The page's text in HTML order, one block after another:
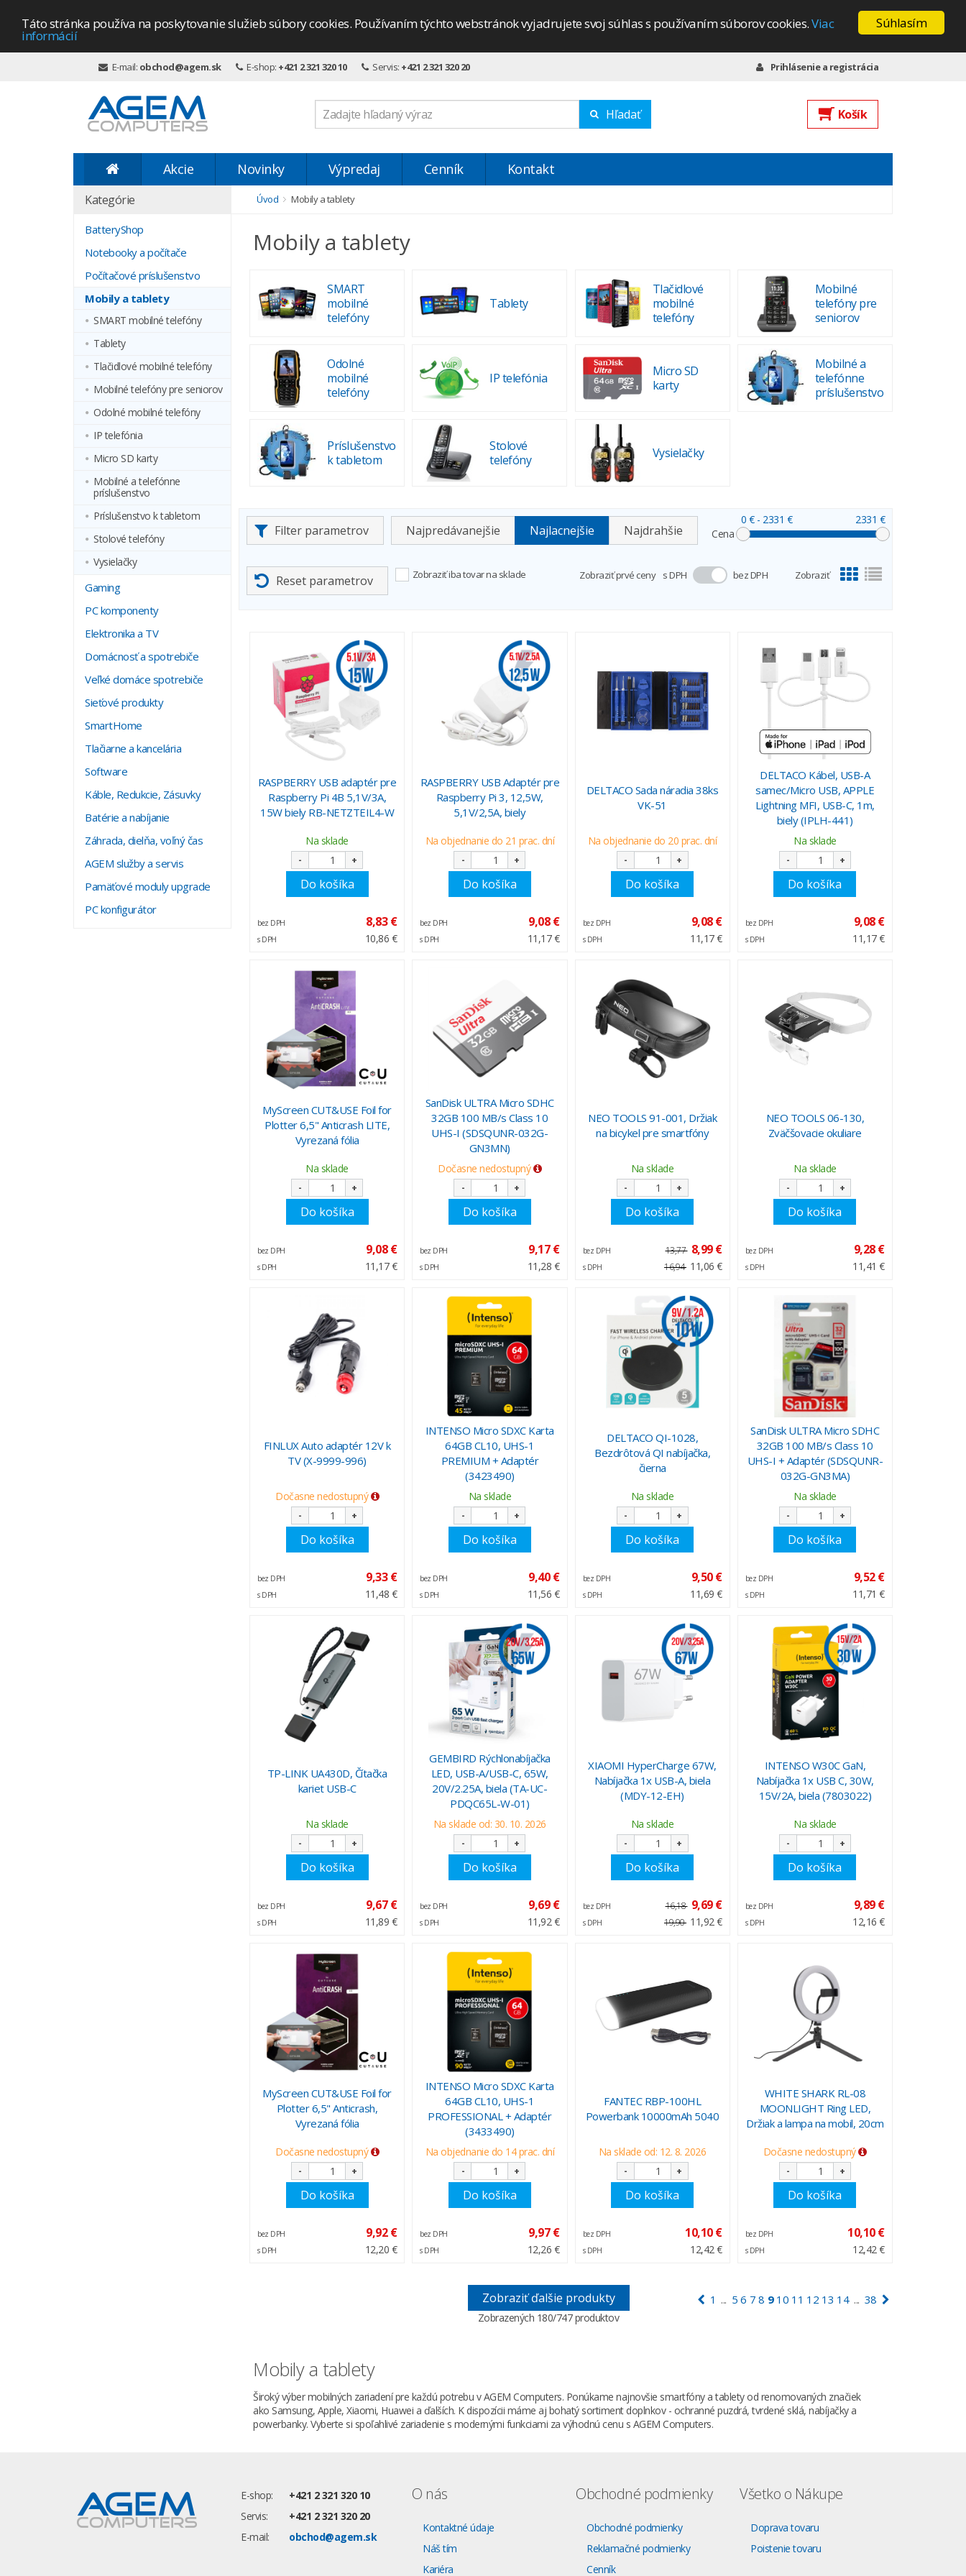
Súhlasím
Táto stránka používa na poskytovanie služieb súbory cookies. Používaním týchto webstránok vyjadrujete svoj súhlas s používaním súborov cookies.Viac
informácií
E-mail: obchod@agem.sk E-shop: +421 2 321 320 10 Servis: +421 2 321 320 20 Prihlásenie a registrácia
Hľadať Košík
Akcie Novinky Výpredaj Cenník Kontakt
Kategórie
BatteryShop
Notebooky a počítače
Počítačové príslušenstvo
Mobily a tablety
SMART mobilné telefóny
Tablety
Tlačidlové mobilné telefóny
Mobilné telefóny pre seniorov
Odolné mobilné telefóny
IP telefónia
Micro SD karty
Mobilné a telefónne
príslušenstvo
Príslušenstvo k tabletom
Stolové telefóny
Vysielačky
Gaming
PC komponenty
Elektronika a TV
Domácnosť a spotrebiče
Veľké domáce spotrebiče
Sieťové produkty
SmartHome
Tlačiarne a kancelária
Software
Káble, Redukcie, Zásuvky
Batérie a nabíjanie
Záhrada, dielňa, voľný čas
AGEM služby a servis
Pamäťové moduly upgrade
PC konfigurátor
Úvod Mobily a tablety
Mobily a tablety
SMART
mobilné
telefóny
Tablety
Tlačidlové
mobilné
telefóny
Mobilné
telefóny pre
seniorov
Odolné
mobilné
telefóny
IP telefónia
Micro SD
karty
Mobilné a
telefónne
príslušenstvo
Príslušenstvo
k tabletom
Stolové
telefóny
Vysielačky
Filter parametrov Najpredávanejšie Najlacnejšie Najdrahšie Cena
0 €- 2331 € 2331 €
Reset parametrov Zobraziť iba tovar na sklade Zobraziť prvé ceny s DPH bez DPH Zobraziť
RASPBERRY USB adaptér pre
Raspberry Pi 4B 5,1V/3A,
15W biely RB-NETZTEIL4-W
Na sklade
- +
Do košíka
bez DPH 8,83 €
s DPH 10,86 €
RASPBERRY USB Adaptér pre
Raspberry Pi 3, 12,5W,
5,1V/2,5A, biely
Na objednanie do 21 prac. dní
- +
Do košíka
bez DPH 9,08 €
s DPH 11,17 €
DELTACO Sada náradia 38ks
VK-51
Na objednanie do 20 prac. dní
- +
Do košíka
bez DPH 9,08 €
s DPH 11,17 €
DELTACO Kábel, USB-A
samec/Micro USB, APPLE
Lightning MFI, USB-C, 1m,
biely (IPLH-441)
Na sklade
- +
Do košíka
bez DPH 9,08 €
s DPH 11,17 €
MyScreen CUT&USE Foil for
Plotter 6,5" Anticrash LITE,
Vyrezaná fólia
Na sklade
- +
Do košíka
bez DPH 9,08 €
s DPH 11,17 €
SanDisk ULTRA Micro SDHC
32GB 100 MB/s Class 10
UHS-I (SDSQUNR-032G-
GN3MN)
Dočasne nedostupný
- +
Do košíka
bez DPH 9,17 €
s DPH 11,28 €
NEO TOOLS 91-001, Držiak
na bicykel pre smartfóny
Na sklade
- +
Do košíka
bez DPH 13,77 8,99 €
s DPH 16,94 11,06 €
NEO TOOLS 06-130,
Zväčšovacie okuliare
Na sklade
- +
Do košíka
bez DPH 9,28 €
s DPH 11,41 €
FINLUX Auto adaptér 12V k
TV (X-9999-996)
Dočasne nedostupný
- +
Do košíka
bez DPH 9,33 €
s DPH 11,48 €
INTENSO Micro SDXC Karta
64GB CL10, UHS-1
PREMIUM + Adaptér
(3423490)
Na sklade
- +
Do košíka
bez DPH 9,40 €
s DPH 11,56 €
DELTACO QI-1028,
Bezdrôtová QI nabíjačka,
čierna
Na sklade
- +
Do košíka
bez DPH 9,50 €
s DPH 11,69 €
SanDisk ULTRA Micro SDHC
32GB 100 MB/s Class 10
UHS-I + Adaptér (SDSQUNR-
032G-GN3MA)
Na sklade
- +
Do košíka
bez DPH 9,52 €
s DPH 11,71 €
TP-LINK UA430D, Čítačka
kariet USB-C
Na sklade
- +
Do košíka
bez DPH 9,67 €
s DPH 11,89 €
GEMBIRD Rýchlonabíjačka
LED, USB-A/USB-C, 65W,
20V/2.25A, biela (TA-UC-
PDQC65L-W-01)
Na sklade od: 30. 10. 2026
- +
Do košíka
bez DPH 9,69 €
s DPH 11,92 €
XIAOMI HyperCharge 67W,
Nabíjačka 1x USB-A, biela
(MDY-12-EH)
Na sklade
- +
Do košíka
bez DPH 16,18 9,69 €
s DPH 19,90 11,92 €
INTENSO W30C GaN,
Nabíjačka 1x USB C, 30W,
15V/2A, biela (7803022)
Na sklade
- +
Do košíka
bez DPH 9,89 €
s DPH 12,16 €
MyScreen CUT&USE Foil for
Plotter 6,5" Anticrash,
Vyrezaná fólia
Dočasne nedostupný
- +
Do košíka
bez DPH 9,92 €
s DPH 12,20 €
INTENSO Micro SDXC Karta
64GB CL10, UHS-1
PROFESSIONAL + Adaptér
(3433490)
Na objednanie do 14 prac. dní
- +
Do košíka
bez DPH 9,97 €
s DPH 12,26 €
FANTEC RBP-100HL
Powerbank 10000mAh 5040
Na sklade od: 12. 8. 2026
- +
Do košíka
bez DPH 10,10 €
s DPH 12,42 €
WHITE SHARK RL-08
MOONLIGHT Ring LED,
Držiak a lampa na mobil, 20cm
Dočasne nedostupný
- +
Do košíka
bez DPH 10,10 €
s DPH 12,42 €
Zobraziť ďalšie produkty
Zobrazených 180/747 produktov
1 ... 5 6 7 8 9 10 11 12 13 14 ... 38
Mobily a tablety
Široký výber mobilných zariadení pre každú potrebu v AGEM Computers. Ponúkame najnovšie smartfóny a tablety od renomovaných značiek
ako Samsung, Apple, Xiaomi, Huawei a ďalších. K dispozícii máme aj bohatý sortiment doplnkov - ochranné puzdrá, tvrdené sklá, nabíjačky a
powerbanky. Vyberte si spoľahlivé zariadenie s modernými funkciami za výhodnú cenu s AGEM Computers.
E-shop:
+421 2 321 320 10
Servis:
+421 2 321 320 20
E-mail:
obchod@agem.sk
O nás
Kontaktné údaje
Náš tím
Kariéra
Obchodné podmienky
Obchodné podmienky
Reklamačné podmienky
Cenník
Všetko o Nákupe
Doprava tovaru
Poistenie tovaru